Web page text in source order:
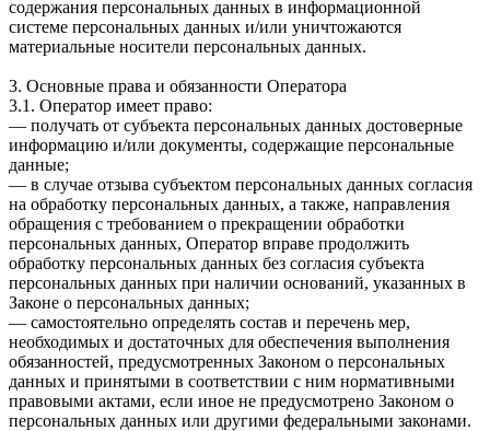
содержания персональных данных в информационной
системе персональных данных и/или уничтожаются
материальные носители персональных данных.
3. Основные права и обязанности Оператора
3.1. Оператор имеет право:
— получать от субъекта персональных данных достоверные
информацию и/или документы, содержащие персональные
данные;
— в случае отзыва субъектом персональных данных согласия
на обработку персональных данных, а также, направления
обращения с требованием о прекращении обработки
персональных данных, Оператор вправе продолжить
обработку персональных данных без согласия субъекта
персональных данных при наличии оснований, указанных в
Законе о персональных данных;
— самостоятельно определять состав и перечень мер,
необходимых и достаточных для обеспечения выполнения
обязанностей, предусмотренных Законом о персональных
данных и принятыми в соответствии с ним нормативными
правовыми актами, если иное не предусмотрено Законом о
персональных данных или другими федеральными законами.